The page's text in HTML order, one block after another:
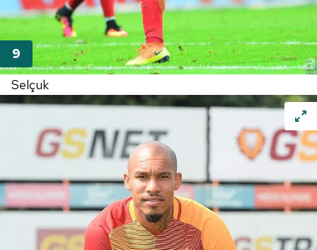
Selçuk